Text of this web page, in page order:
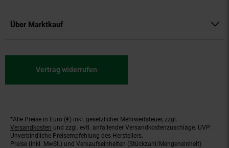
Über Marktkauf
Vertrag widerrufen
Fußnoten
*Alle Preise in Euro (€) inkl. gesetzlicher Mehrwertsteuer, zzgl.
Versandkosten und zzgl. evtl. anfallender Versandkostenzuschläge. UVP:
Unverbindliche Preisempfehlung des Herstellers.
Preise (inkl. MwSt.) und Verkaufseinheiten (Stückzahl/Mengeneinheit)